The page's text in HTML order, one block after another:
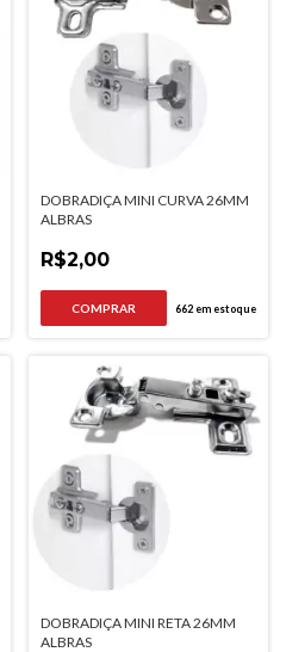
DOBRADIÇA MINI CURVA 26MM
ALBRAS
R$2,00
662em estoque
DOBRADIÇA MINI RETA 26MM
ALBRAS